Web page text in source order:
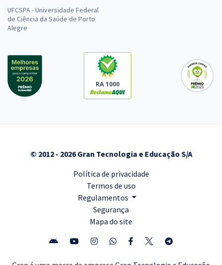
UFCSPA - Universidade Federal
de Ciência da Saúde de Porto
Alegre
RA 1000
© 2012 - 2026 Gran Tecnologia e Educação S/A
Política de privacidade
Termos de uso
Regulamentos
Segurança
Mapa do site